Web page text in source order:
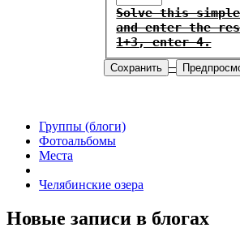
Solve this simple
and enter the
1+3, enter 4.
Группы (блоги)
Фотоальбомы
Места
Челябинские озера
Новые записи в блогах